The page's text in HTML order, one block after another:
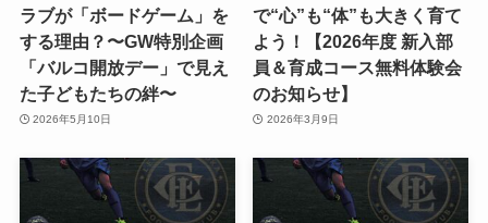
ラブが「ボードゲーム」を
する理由？〜GW特別企画
「バルコ開放デー」で見え
た子どもたちの絆〜
2026年5月10日
で“心”も“体”も大きく育て
よう！【2026年度 新入部
員＆育成コース無料体験会
のお知らせ】
2026年3月9日